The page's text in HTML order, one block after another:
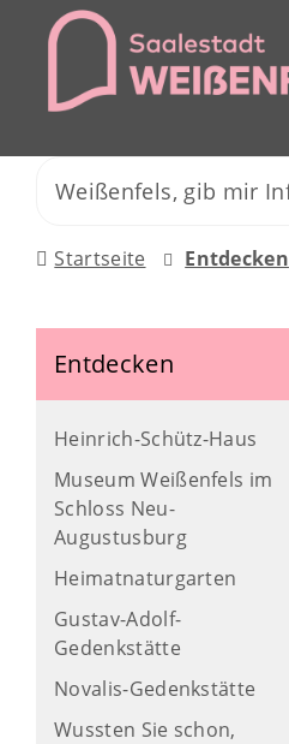
Startseite Entdecken
Entdecken
Heinrich-Schütz-Haus
Museum Weißenfels im
Schloss Neu-
Augustusburg
Heimatnaturgarten
Gustav-Adolf-
Gedenkstätte
Novalis-Gedenkstätte
Wussten Sie schon,